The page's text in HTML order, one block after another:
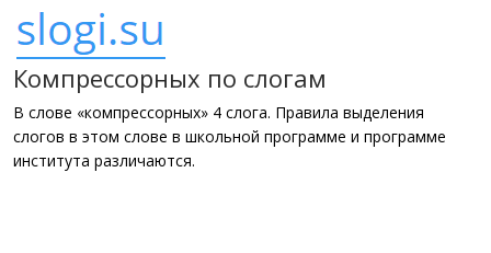
Компрессорных по слогам
В слове «компрессорных» 4 слога. Правила выделения
слогов в этом слове в школьной программе и программе
института различаются.